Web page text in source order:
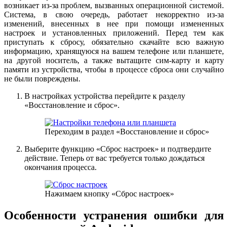
возникает из-за проблем, вызванных операционной системой.
Система, в свою очередь, работает некорректно из-за
изменений, внесенных в нее при помощи измененных
настроек и установленных приложений. Перед тем как
приступать к сбросу, обязательно скачайте всю важную
информацию, хранящуюся на вашем телефоне или планшете,
на другой носитель, а также вытащите сим-карту и карту
памяти из устройства, чтобы в процессе сброса они случайно
не были повреждены.
В настройках устройства перейдите к разделу
«Восстановление и сброс».
Переходим в раздел «Восстановление и сброс»
Выберите функцию «Сброс настроек» и подтвердите
действие. Теперь от вас требуется только дождаться
окончания процесса.
Нажимаем кнопку «Сброс настроек»
Особенности устранения ошибки для